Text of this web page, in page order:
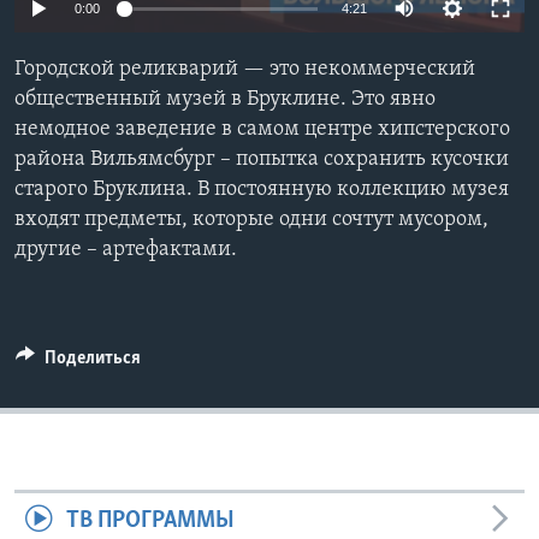
СОЦИАЛЬНЫЕ СЕТИ
Языки
0:00 4:21
Городской реликварий — это некоммерческий
общественный музей в Бруклине. Это явно
немодное заведение в самом центре хипстерского
района Вильямсбург – попытка сохранить кусочки
старого Бруклина. В постоянную коллекцию музея
входят предметы, которые одни сочтут мусором,
другие – артефактами.
Поделиться
ТВ ПРОГРАММЫ